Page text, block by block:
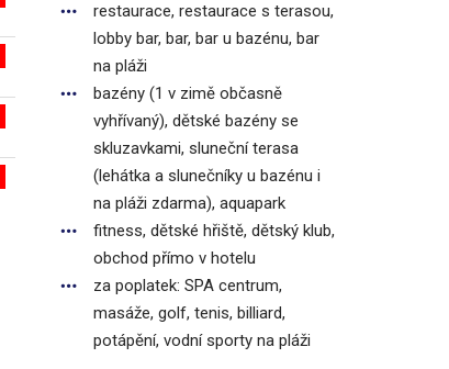
restaurace, restaurace s terasou,
lobby bar, bar, bar u bazénu, bar
na pláži
bazény (1 v zimě občasně
vyhřívaný), dětské bazény se
skluzavkami, sluneční terasa
(lehátka a slunečníky u bazénu i
na pláži zdarma), aquapark
fitness, dětské hřiště, dětský klub,
obchod přímo v hotelu
za poplatek: SPA centrum,
masáže, golf, tenis, billiard,
potápění, vodní sporty na pláži